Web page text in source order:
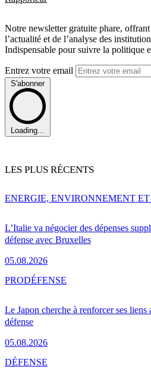
Notre newsletter gratuite phare,
l’actualité et de l’analyse des
Indispensable pour suivre la politique
Entrez votre email
S'abonner
Loading...
LES PLUS RÉCENTS
L’Italie va négocier des dépenses
défense avec Bruxelles
05.08.2026
ENERGIE, ENVIRONNEMENT
Le Japon cherche à renforcer ses
défense
05.08.2026
PRODÉFENSE
DÉFENSE